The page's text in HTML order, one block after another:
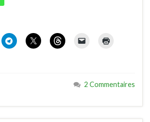
2 Commentaires